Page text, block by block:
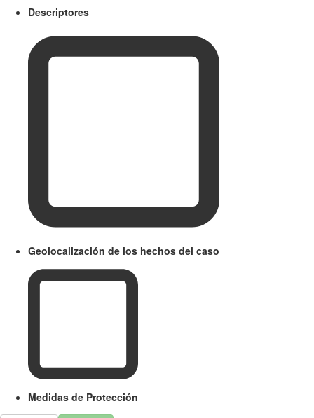
Descriptores
Geolocalización de los hechos del caso
Medidas de Protección